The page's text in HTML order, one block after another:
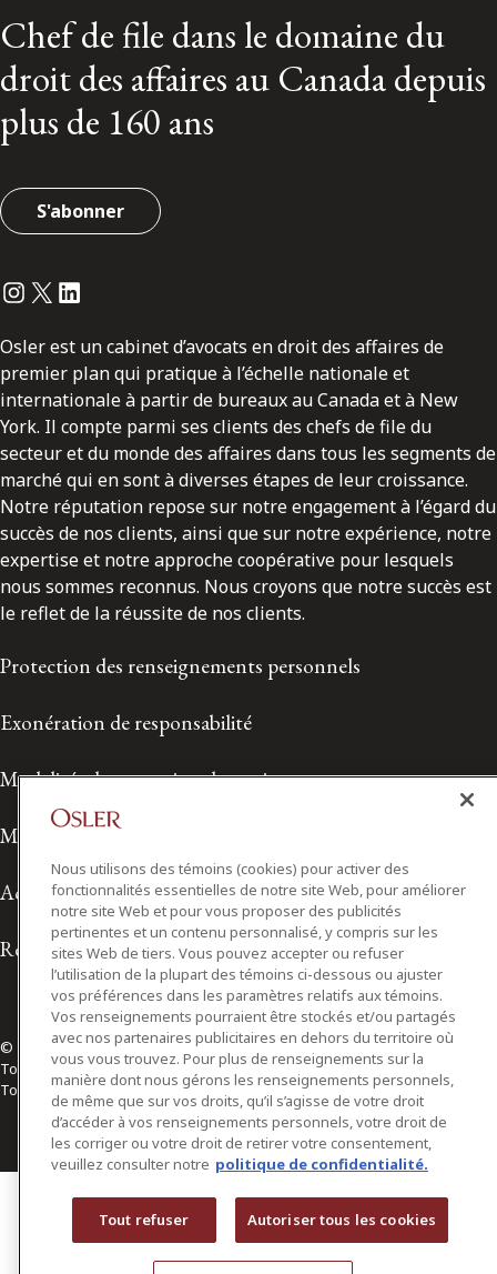
Chef de file dans le domaine du
droit des affaires au Canada depuis
plus de 160 ans
S'abonner
Instagram
Twitter
LinkedIn
Osler est un cabinet d’avocats en droit des affaires de
premier plan qui pratique à l’échelle nationale et
internationale à partir de bureaux au Canada et à New
York. Il compte parmi ses clients des chefs de file du
secteur et du monde des affaires dans tous les segments de
marché qui en sont à diverses étapes de leur croissance.
Notre réputation repose sur notre engagement à l’égard du
succès de nos clients, ainsi que sur notre expérience, notre
expertise et notre approche coopérative pour lesquels
nous sommes reconnus. Nous croyons que notre succès est
le reflet de la réussite de nos clients.
Protection des renseignements personnels
Exonération de responsabilité
Modalités de prestation de services
Modalités d'utilisation
Accessibilité
Relations avec les médias
© 2026 Osler, Hoskin & Harcourt S.E.N.C.R.L./s.r.l.
Tous droits réservés
Toronto | Montréal | Calgary | Vancouver | Ottawa | New York
Nous utilisons des témoins (cookies) pour activer des
fonctionnalités essentielles de notre site Web, pour améliorer
notre site Web et pour vous proposer des publicités
pertinentes et un contenu personnalisé, y compris sur les
sites Web de tiers. Vous pouvez accepter ou refuser
l’utilisation de la plupart des témoins ci-dessous ou ajuster
vos préférences dans les paramètres relatifs aux témoins.
Vos renseignements pourraient être stockés et/ou partagés
avec nos partenaires publicitaires en dehors du territoire où
vous vous trouvez. Pour plus de renseignements sur la
manière dont nous gérons les renseignements personnels,
de même que sur vos droits, qu’il s’agisse de votre droit
d’accéder à vos renseignements personnels, votre droit de
les corriger ou votre droit de retirer votre consentement,
veuillez consulter notre politique de confidentialité.
Tout refuser Autoriser tous les cookies